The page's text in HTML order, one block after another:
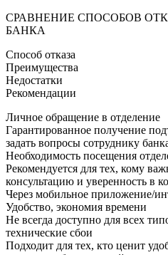
СРАВНЕНИЕ СПОСОБОВ
БАНКА
Способ отказа
Преимущества
Недостатки
Рекомендации
Личное обращение в отделение
Гарантированное получение
задать вопросы сотруднику
Необходимость посещения
Рекомендуется для тех, кому
консультацию и уверенность в
Через мобильное приложение/
Удобство, экономия времени
Не всегда доступно для всех
технические сбои
Подходит для тех, кто ценит